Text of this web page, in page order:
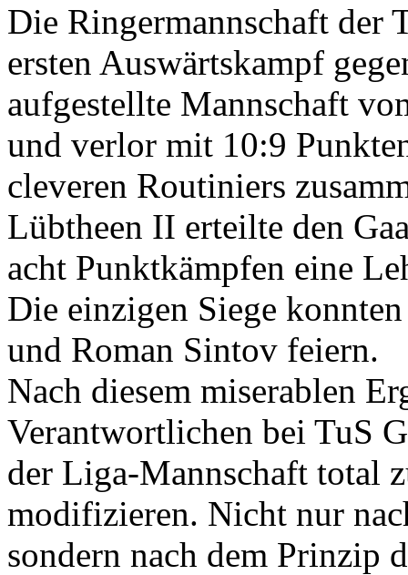
Die Ringermannschaft der
ersten Auswärtskampf
aufgestellte Mannschaft
und verlor mit 10:9
cleveren Routiniers
Lübtheen II erteilte den
acht Punktkämpfen eine
Die einzigen Siege
und Roman Sintov feiern.
Nach diesem miserablen
Verantwortlichen bei TuS
der Liga-Mannschaft total
modifizieren. Nicht nur
sondern nach dem Prinzip